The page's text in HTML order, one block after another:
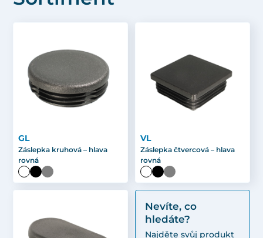
GL
Záslepka kruhová – hlava
rovná
VL
Záslepka čtvercová – hlava
rovná
Nevíte, co
hledáte?
Najděte svůj produkt